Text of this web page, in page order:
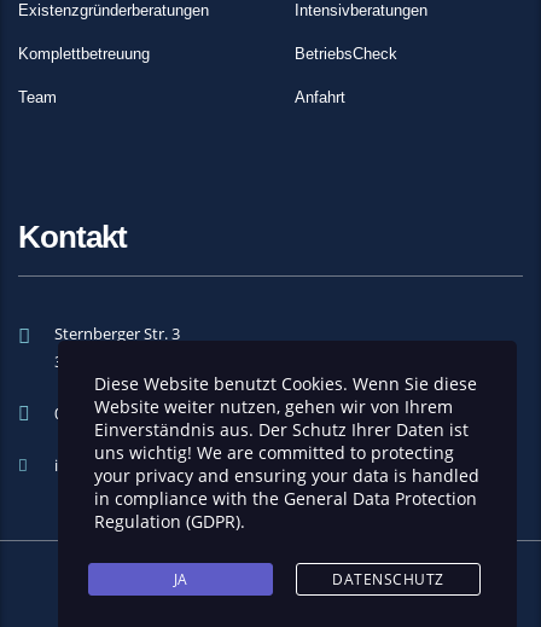
Existenzgründerberatungen Intensivberatungen
Komplettbetreuung BetriebsCheck
Team Anfahrt
Kontakt
Sternberger Str. 3
32694 Dörentrup
05265 9495-0
info@brinkmann-unternehmensberatung.de
Copyright 2026 © SaSieBa | Handcrafted with
Diese Website benutzt Cookies. Wenn Sie diese
Website weiter nutzen, gehen wir von Ihrem
Einverständnis aus. Der Schutz Ihrer Daten ist
uns wichtig! We are committed to protecting
your privacy and ensuring your data is handled
in compliance with the General Data Protection
Regulation (GDPR).
JA DATENSCHUTZ